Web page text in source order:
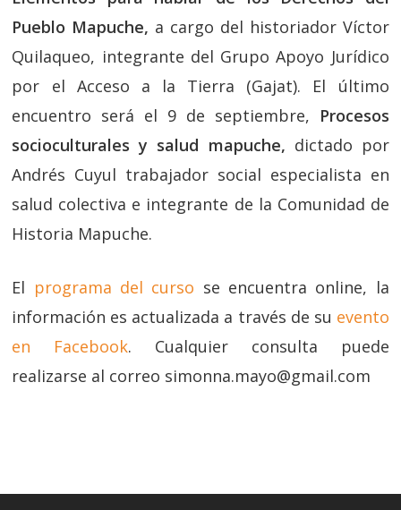
Pueblo Mapuche, a cargo del historiador Víctor
Quilaqueo, integrante del Grupo Apoyo Jurídico
por el Acceso a la Tierra (Gajat). El último
encuentro será el 9 de septiembre, Procesos
socioculturales y salud mapuche, dictado por
Andrés Cuyul trabajador social especialista en
salud colectiva e integrante de la Comunidad de
Historia Mapuche.
El programa del curso se encuentra online, la
información es actualizada a través de su evento
en Facebook. Cualquier consulta puede
realizarse al correo simonna.mayo@gmail.com